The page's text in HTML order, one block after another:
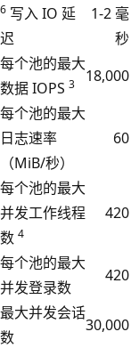
6 写入 IO 延
迟
1-2 毫
秒
每个池的最大
数据 IOPS 3 18,000
每个池的最大
日志速率
（MiB/秒）
60
每个池的最大
并发工作线程
数 4
420
每个池的最大
并发登录数
420
最大并发会话
数
30,000